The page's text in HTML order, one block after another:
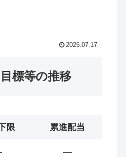
2025.07.17
標等の推移
限 累進配当
―